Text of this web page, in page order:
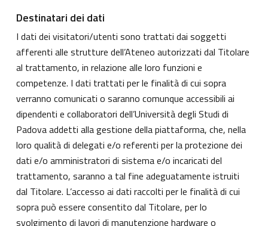
Destinatari dei dati
I dati dei visitatori/utenti sono trattati dai soggetti
afferenti alle strutture dell’Ateneo autorizzati dal Titolare
al trattamento, in relazione alle loro funzioni e
competenze. I dati trattati per le finalità di cui sopra
verranno comunicati o saranno comunque accessibili ai
dipendenti e collaboratori dell’Università degli Studi di
Padova addetti alla gestione della piattaforma, che, nella
loro qualità di delegati e/o referenti per la protezione dei
dati e/o amministratori di sistema e/o incaricati del
trattamento, saranno a tal fine adeguatamente istruiti
dal Titolare. L’accesso ai dati raccolti per le finalità di cui
sopra può essere consentito dal Titolare, per lo
svolgimento di lavori di manutenzione hardware o